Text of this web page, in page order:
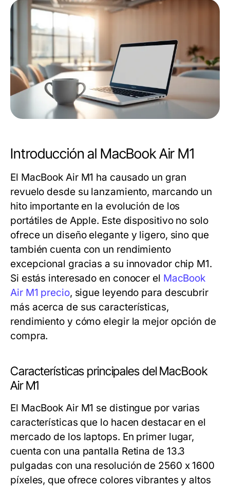
Introducción al MacBook Air M1
El MacBook Air M1 ha causado un gran
revuelo desde su lanzamiento, marcando un
hito importante en la evolución de los
portátiles de Apple. Este dispositivo no solo
ofrece un diseño elegante y ligero, sino que
también cuenta con un rendimiento
excepcional gracias a su innovador chip M1.
Si estás interesado en conocer el MacBook
Air M1 precio, sigue leyendo para descubrir
más acerca de sus características,
rendimiento y cómo elegir la mejor opción de
compra.
Características principales del MacBook
Air M1
El MacBook Air M1 se distingue por varias
características que lo hacen destacar en el
mercado de los laptops. En primer lugar,
cuenta con una pantalla Retina de 13.3
pulgadas con una resolución de 2560 x 1600
píxeles, que ofrece colores vibrantes y altos